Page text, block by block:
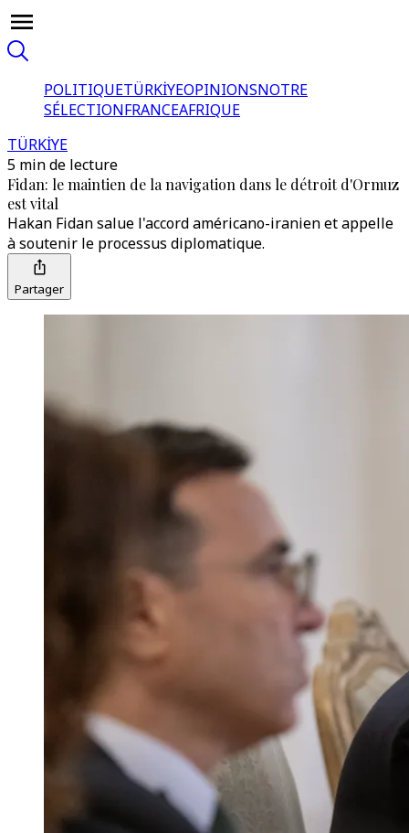
POLITIQUETÜRKİYEOPINIONSNOTRE
SÉLECTIONFRANCEAFRIQUE
TÜRKİYE
5 min de lecture
Fidan: le maintien de la navigation dans le détroit d'Ormuz
est vital
Hakan Fidan salue l'accord américano-iranien et appelle
à soutenir le processus diplomatique.
Partager